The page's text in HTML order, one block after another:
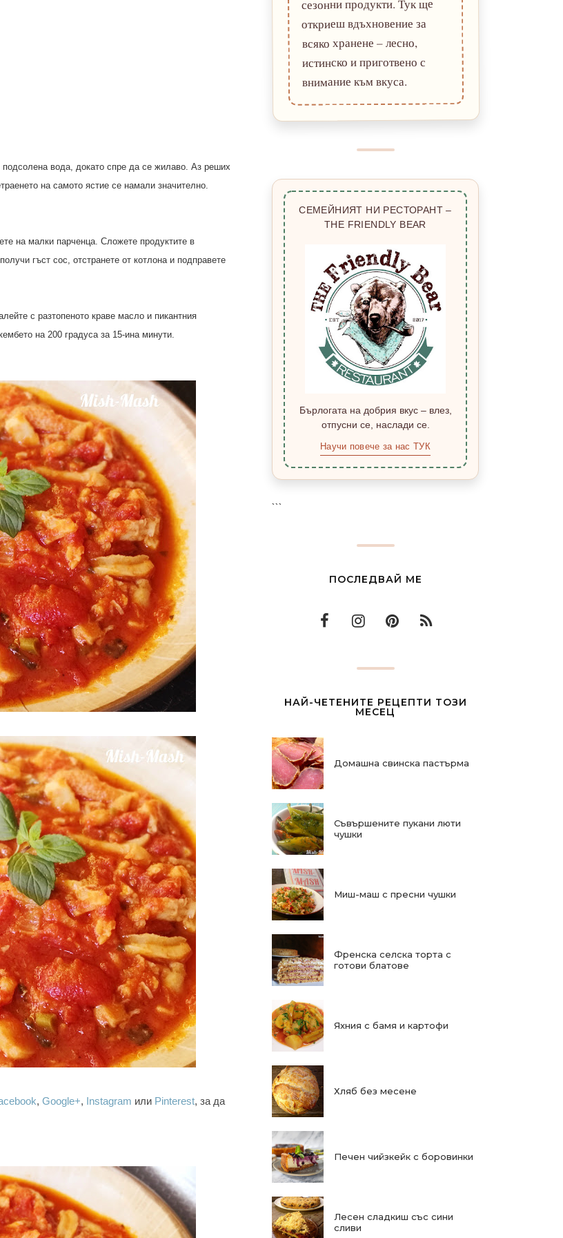
вода, докато спре да се жилаво. Аз реших
на самото ястие се намали значително.
на малки парченца. Сложете продуктите в
гъст сос, отстранете от котлона и подправете
с разтопеното краве масло и пикантния
на 200 градуса за 15-ина минути.
, Google+, Instagram или Pinterest, за да
сезонни продукти. Тук ще
откриеш вдъхновение за
всяко хранене – лесно,
истинско и приготвено с
внимание към вкуса.
СЕМЕЙНИЯТ НИ РЕСТОРАНТ –
THE FRIENDLY BEAR
Бърлогата на добрия вкус – влез,
отпусни се, наслади се.
Научи повече за нас ТУК
```
ПОСЛЕДВАЙ МЕ
НАЙ-ЧЕТЕНИТЕ РЕЦЕПТИ ТОЗИ
МЕСЕЦ
Домашна свинска пастърма
Съвършените пукани люти
чушки
Миш-маш с пресни чушки
Френска селска торта с
готови блатове
Яхния с бамя и картофи
Хляб без месене
Печен чийзкейк с боровинки
Лесен сладкиш със сини
сливи